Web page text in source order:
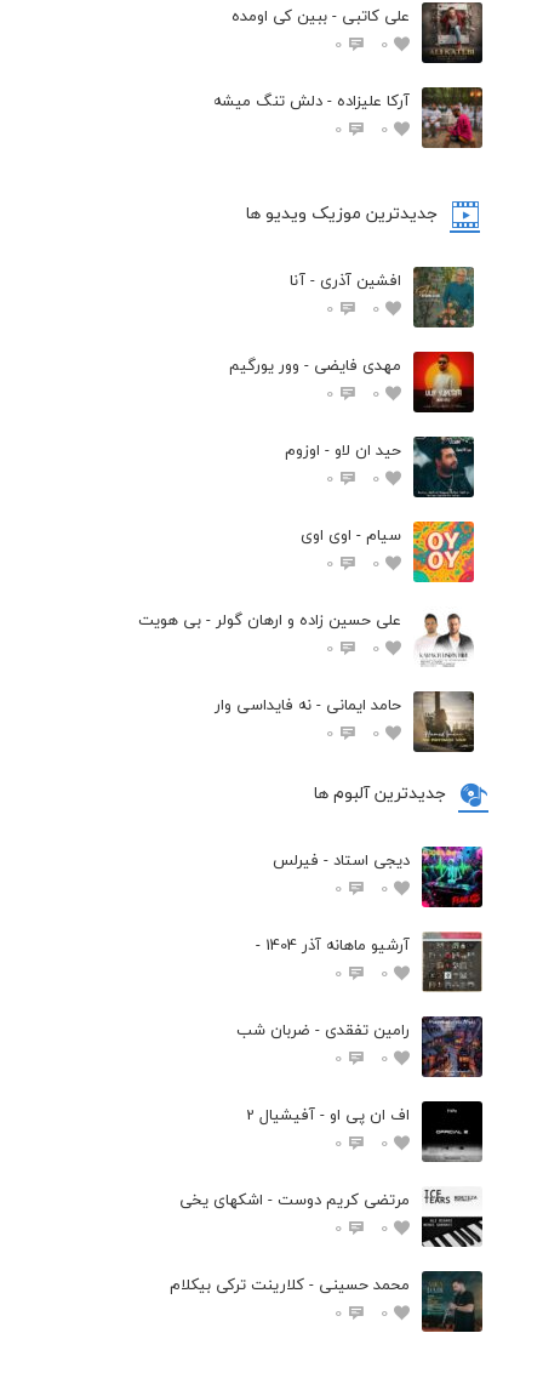
علی کاتبی - ببین کی اومده
0
0
آرکا علیزاده - دلش تنگ میشه
0
0
جدیدترین موزیک ویدیو ها
افشین آذری - آنا
0
0
مهدی فایضی - وور یورگیم
0
0
حید ان لاو - اوزوم
0
0
سیام - اوی اوی
0
0
علی حسین زاده و ارهان گولر - بی هویت
0
0
حامد ایمانی - نه فایداسی وار
0
0
جدیدترین آلبوم ها
دیجی استاد - فیرلس
0
0
آرشیو ماهانه آذر 1404 -
0
0
رامین تفقدی - ضربان شب
0
0
اف ان پی او - آفیشیال 2
0
0
مرتضی کریم دوست - اشکهای یخی
0
0
محمد حسینی - کلارینت ترکی بیکلام
0
0